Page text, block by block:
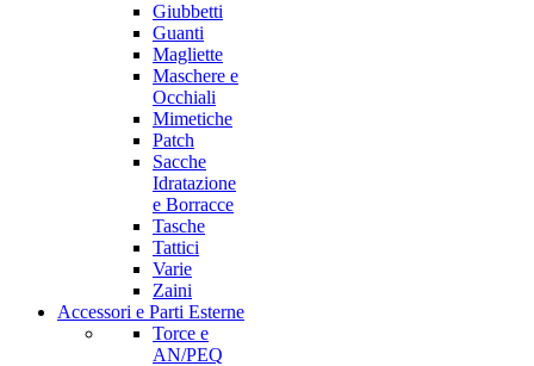
Giubbetti
Guanti
Magliette
Maschere e
Occhiali
Mimetiche
Patch
Sacche
Idratazione
e Borracce
Tasche
Tattici
Varie
Zaini
Accessori e Parti Esterne
Torce e
AN/PEQ